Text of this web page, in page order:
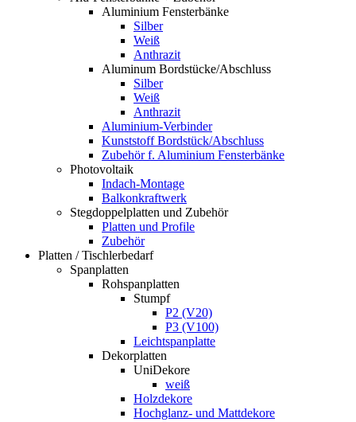
Aluminium Fensterbänke
Silber
Weiß
Anthrazit
Aluminum Bordstücke/Abschluss
Silber
Weiß
Anthrazit
Aluminium-Verbinder
Kunststoff Bordstück/Abschluss
Zubehör f. Aluminium Fensterbänke
Photovoltaik
Indach-Montage
Balkonkraftwerk
Stegdoppelplatten und Zubehör
Platten und Profile
Zubehör
Platten / Tischlerbedarf
Spanplatten
Rohspanplatten
Stumpf
P2 (V20)
P3 (V100)
Leichtspanplatte
Dekorplatten
UniDekore
weiß
Holzdekore
Hochglanz- und Mattdekore